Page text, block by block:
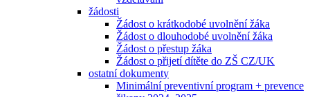
žádosti
Žádost o krátkodobé uvolnění žáka
Žádost o dlouhodobé uvolnění žáka
Žádost o přestup žáka
Žádost o přijetí dítěte do ZŠ CZ/UK
ostatní dokumenty
Minimální preventivní program + prevence